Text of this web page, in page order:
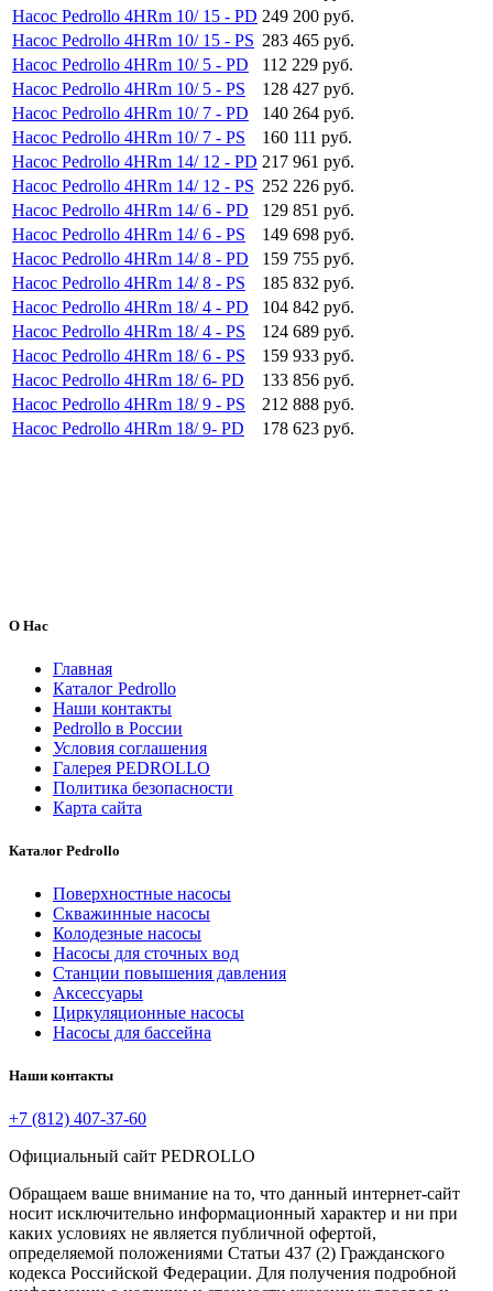
Насос Pedrollo 4HRm 10/ 15 - PD 249 200 руб.
Насос Pedrollo 4HRm 10/ 15 - PS 283 465 руб.
Насос Pedrollo 4HRm 10/ 5 - PD
112 229 руб.
Насос Pedrollo 4HRm 10/ 5 - PS
128 427 руб.
Насос Pedrollo 4HRm 10/ 7 - PD
140 264 руб.
Насос Pedrollo 4HRm 10/ 7 - PS
160 111 руб.
Насос Pedrollo 4HRm 14/ 12 - PD 217 961 руб.
Насос Pedrollo 4HRm 14/ 12 - PS 252 226 руб.
Насос Pedrollo 4HRm 14/ 6 - PD
129 851 руб.
Насос Pedrollo 4HRm 14/ 6 - PS
149 698 руб.
Насос Pedrollo 4HRm 14/ 8 - PD
159 755 руб.
Насос Pedrollo 4HRm 14/ 8 - PS
185 832 руб.
Насос Pedrollo 4HRm 18/ 4 - PD
104 842 руб.
Насос Pedrollo 4HRm 18/ 4 - PS
124 689 руб.
Насос Pedrollo 4HRm 18/ 6 - PS
159 933 руб.
Насос Pedrollo 4HRm 18/ 6- PD
133 856 руб.
Насос Pedrollo 4HRm 18/ 9 - PS
212 888 руб.
Насос Pedrollo 4HRm 18/ 9- PD
178 623 руб.
О Нас
Главная
Каталог Pedrollo
Наши контакты
Pedrollo в России
Условия соглашения
Галерея PEDROLLO
Политика безопасности
Карта сайта
Каталог Pedrollo
Поверхностные насосы
Скважинные насосы
Колодезные насосы
Насосы для сточных вод
Станции повышения давления
Аксессуары
Циркуляционные насосы
Насосы для бассейна
Наши контакты
+7 (812) 407-37-60
Официальный сайт PEDROLLO
Обращаем ваше внимание на то, что данный интернет-сайт
носит исключительно информационный характер и ни при
каких условиях не является публичной офертой,
определяемой положениями Статьи 437 (2) Гражданского
кодекса Российской Федерации. Для получения подробной